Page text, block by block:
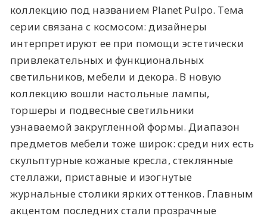
коллекцию под названием Planet Pulpo. Тема
серии связана с космосом: дизайнеры
интерпретируют ее при помощи эстетически
привлекательных и функциональных
светильников, мебели и декора. В новую
коллекцию вошли настольные лампы,
торшеры и подвесные светильники
узнаваемой закругленной формы. Диапазон
предметов мебели тоже широк: среди них есть
скульптурные кожаные кресла, стеклянные
стеллажи, приставные и изогнутые
журнальные столики ярких оттенков. Главным
акцентом последних стали прозрачные